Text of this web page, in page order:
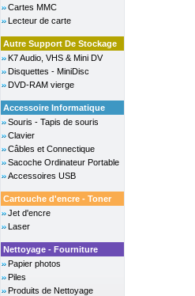
Cartes MMC
Lecteur de carte
Autre Support De Stockage
K7 Audio, VHS & Mini DV
Disquettes - MiniDisc
DVD-RAM vierge
Accessoire Informatique
Souris - Tapis de souris
Clavier
Câbles et Connectique
Sacoche Ordinateur Portable
Accessoires USB
Cartouche d'encre - Toner
Jet d'encre
Laser
Nettoyage - Fourniture
Papier photos
Piles
Produits de Nettoyage